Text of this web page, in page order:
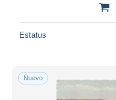
Estatus
Nuevo